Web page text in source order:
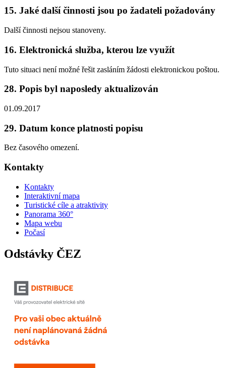
15. Jaké další činnosti jsou po žadateli požadovány
Další činnosti nejsou stanoveny.
16. Elektronická služba, kterou lze využít
Tuto situaci není možné řešit zasláním žádosti elektronickou poštou.
28. Popis byl naposledy aktualizován
01.09.2017
29. Datum konce platnosti popisu
Bez časového omezení.
Kontakty
Kontakty
Interaktivní mapa
Turistické cíle a atraktivity
Panorama 360°
Mapa webu
Počasí
Odstávky ČEZ